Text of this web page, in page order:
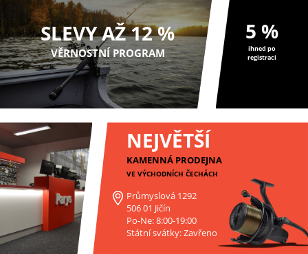
SLEVY AŽ 12 %
VĚRNOSTNÍ PROGRAM
5 %
ihned po
registraci
NEJVĚTŠÍ
KAMENNÁ PRODEJNA
VE VÝCHODNÍCH ČECHÁCH
Průmyslová 1292
506 01 Jičín
Po-Ne: 8:00-19:00
Státní svátky: Zavřeno